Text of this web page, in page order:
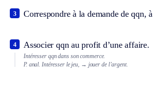
Correspondre à la demande de qqn, à
3
Associer qqn au profit d’une affaire.
4
Intéresser qqn dans son commerce.
P. anal. Intéresser le jeu, → jouer de l’argent.